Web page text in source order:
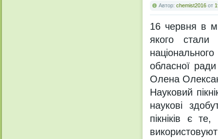
Автор: chemist2016 от
16 червня в м.
якого стали
обласної
Олена
Науковий
наукові
пікніків є